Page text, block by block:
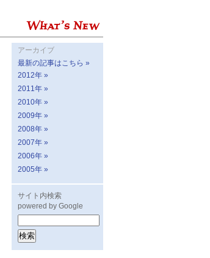
アーカイブ
最新の記事はこちら »
2012年 »
2011年 »
2010年 »
2009年 »
2008年 »
2007年 »
2006年 »
2005年 »
サイト内検索
powered by Google